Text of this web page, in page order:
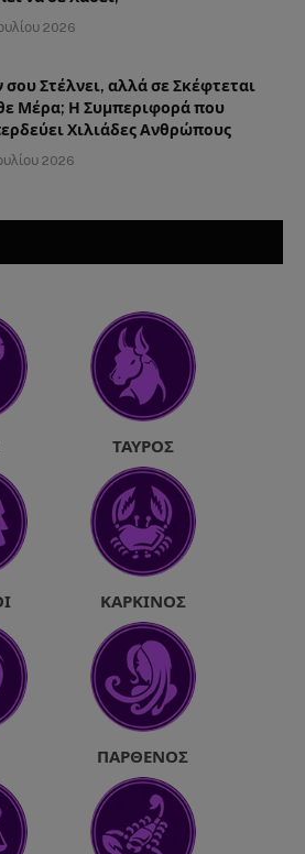
2026
σου Στέλνει, αλλά σε Σκέφτεται
Μέρα; Η Συμπεριφορά που
Χιλιάδες Ανθρώπους
2026
ΤΑΎΡΟΣ
ΚΑΡΚΊΝΟΣ
ΠΑΡΘΈΝΟΣ